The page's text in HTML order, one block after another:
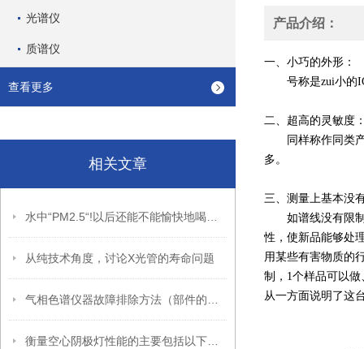
光谱仪
质谱仪
查看更多
相关文章
从纯技术角度，讨论X光管的寿命问题
产品介绍：
一、小巧的外形：
号称是zui小的
二、超高的灵敏度
同样称作同类产
多。
三、测量上基本没
如谱线没有限制
性，使新品能够处
用某些有害物质的
制，1个样品可以
从一方面说明了这